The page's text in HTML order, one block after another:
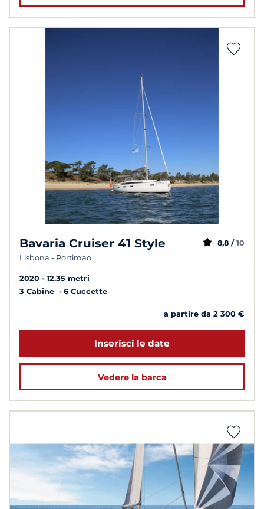
Bavaria Cruiser 41 Style
Lisbona - Portimao
8,8 / 10
2020
12.35 metri
3 Cabine
6 Cuccette
a partire da 2 300 €
Inserisci le date
Vedere la barca